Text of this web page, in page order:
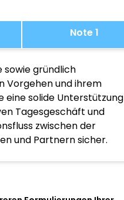
Note 1
sowie gründlich
Vorgehen und ihrem
solide Unterstützung
Tagesgeschäft und
zwischen der
und Partnern sicher.